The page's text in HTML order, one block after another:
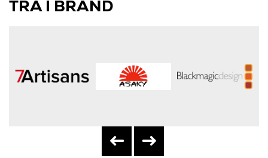
TRA I BRAND